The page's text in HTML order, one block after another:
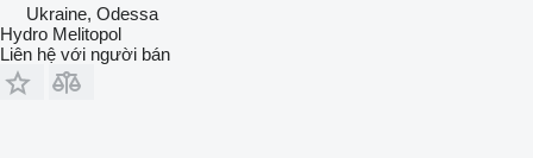
Ukraine, Odessa
Hydro Melitopol
Liên hệ với người bán